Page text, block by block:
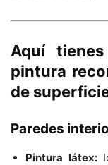
Aquí
pintura
de
Paredes
Pintura látex: